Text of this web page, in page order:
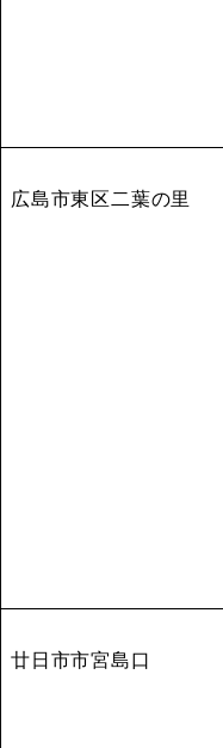
広島市東区二葉の里
廿日市市宮島口